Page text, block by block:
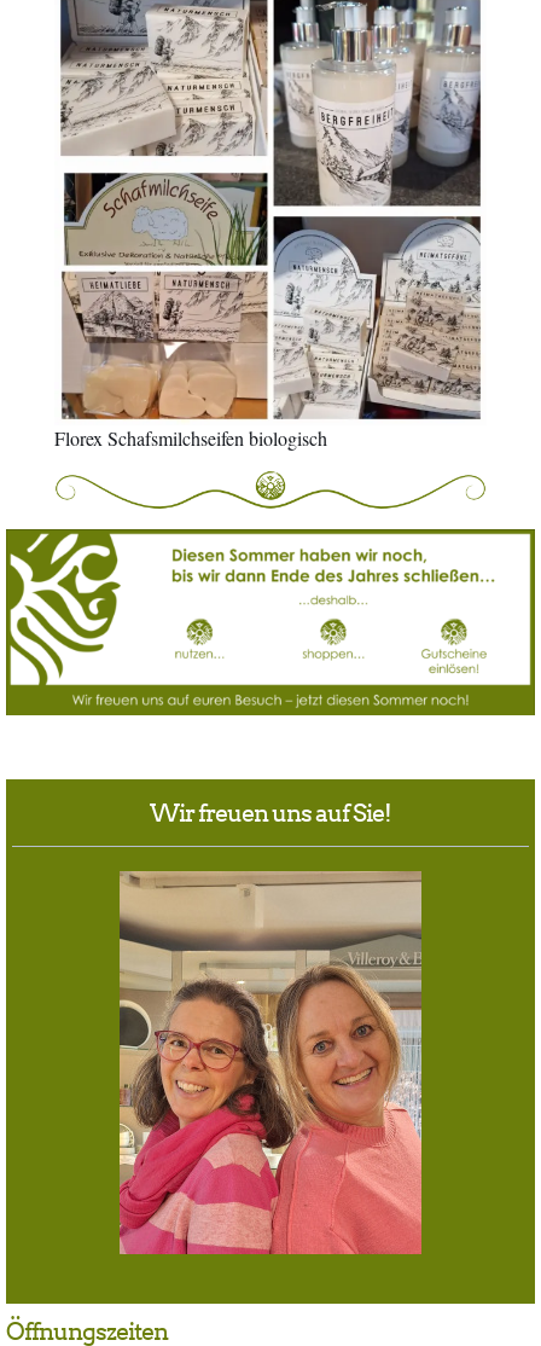
Florex Schafsmilchseifen biologisch
Wir freuen uns auf Sie!
Öffnungszeiten